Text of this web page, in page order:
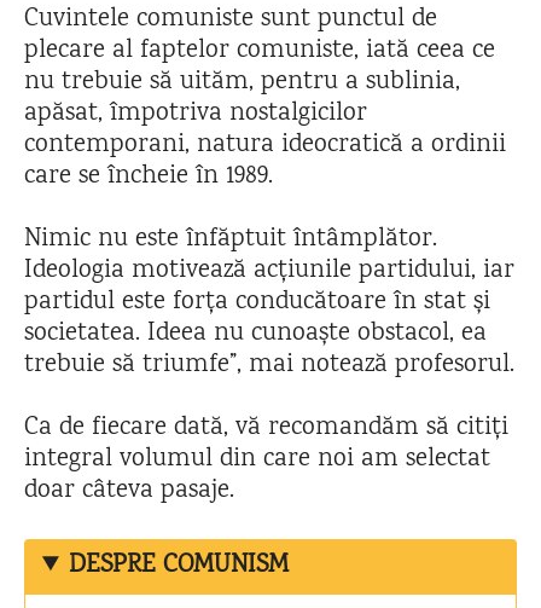
Cuvintele comuniste sunt punctul de
plecare al faptelor comuniste, iată ceea ce
nu trebuie să uităm, pentru a sublinia,
apăsat, împotriva nostalgicilor
contemporani, natura ideocratică a ordinii
care se încheie în 1989.
Nimic nu este înfăptuit întâmplător.
Ideologia motivează acțiunile partidului, iar
partidul este forța conducătoare în stat și
societatea. Ideea nu cunoaște obstacol, ea
trebuie să triumfe”, mai notează profesorul.
Ca de fiecare dată, vă recomandăm să citiți
integral volumul din care noi am selectat
doar câteva pasaje.
DESPRE COMUNISM